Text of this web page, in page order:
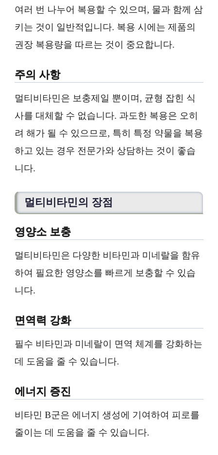
여러 번 나누어 복용할 수 있으며, 물과 함께 삼
키는 것이 일반적입니다. 복용 시에는 제품의
권장 복용량을 따르는 것이 중요합니다.
주의 사항
멀티비타민은 보충제일 뿐이며, 균형 잡힌 식
사를 대체할 수 없습니다. 과도한 복용은 오히
려 해가 될 수 있으므로, 특히 특정 약물을 복용
하고 있는 경우 전문가와 상담하는 것이 좋습
니다.
멀티비타민의 장점
영양소 보충
멀티비타민은 다양한 비타민과 미네랄을 함유
하여 필요한 영양소를 빠르게 보충할 수 있습
니다.
면역력 강화
필수 비타민과 미네랄이 면역 체계를 강화하는
데 도움을 줄 수 있습니다.
에너지 증진
비타민 B군은 에너지 생성에 기여하여 피로를
줄이는 데 도움을 줄 수 있습니다.